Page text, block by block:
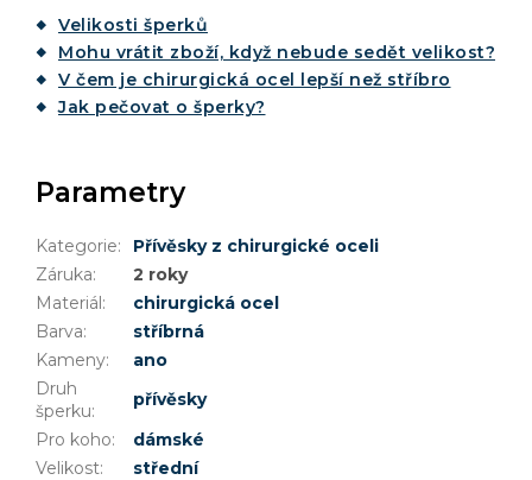
Velikosti šperků
Mohu vrátit zboží, když nebude sedět velikost?
V čem je chirurgická ocel lepší než stříbro
Jak pečovat o šperky?
Parametry
Kategorie:
Přívěsky z chirurgické oceli
Záruka:
2 roky
Materiál:
chirurgická ocel
Barva:
stříbrná
Kameny:
ano
Druh
šperku:
přívěsky
Pro koho:
dámské
Velikost:
střední